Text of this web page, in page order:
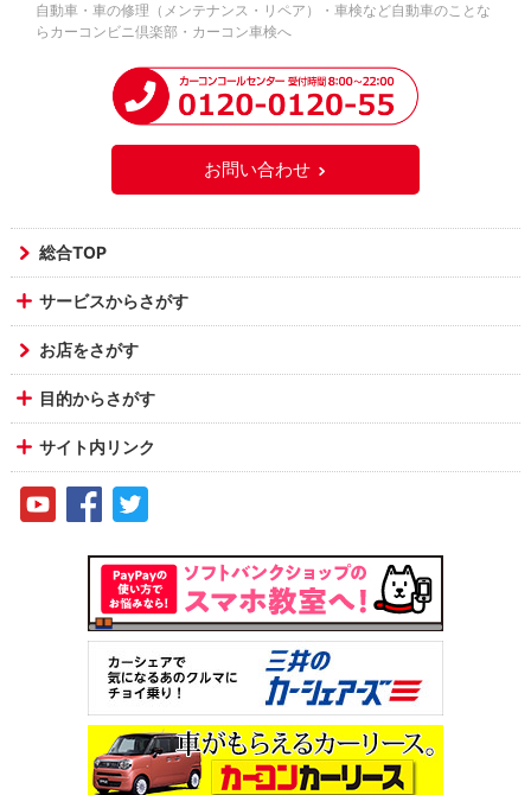
自動車・車の修理（メンテナンス・リペア）・車検など自動車のことな
らカーコンビニ倶楽部・カーコン車検へ
お問い合わせ
総合TOP
サービスからさがす
お店をさがす
目的からさがす
サイト内リンク